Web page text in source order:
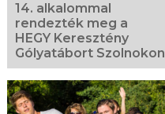
14. alkalommal
rendezték meg a
HEGY Keresztény
Gólyatábort Szolnokon